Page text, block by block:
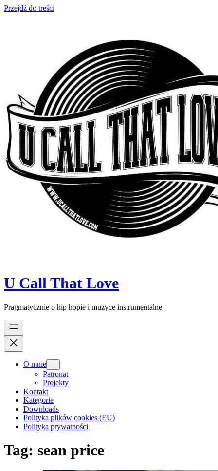
Przejdź do treści
U Call That Love
Pragmatycznie o hip hopie i muzyce instrumentalnej
O mnie
Patronat
Projekty
Kontakt
Kategorie
Downloads
Polityka plików cookies (EU)
Polityka prywatności
Tag: sean price